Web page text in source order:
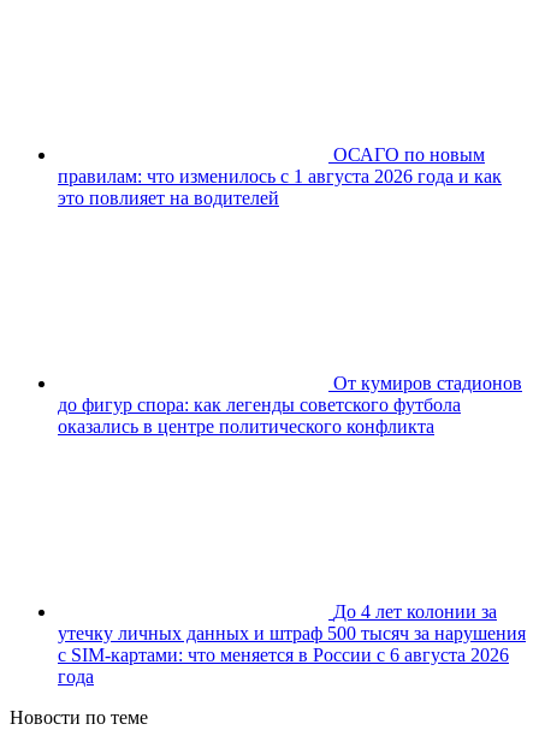
ОСАГО по новым
правилам: что изменилось с 1 августа 2026 года и как
это повлияет на водителей
От кумиров стадионов
до фигур спора: как легенды советского футбола
оказались в центре политического конфликта
До 4 лет колонии за
утечку личных данных и штраф 500 тысяч за нарушения
с SIM-картами: что меняется в России с 6 августа 2026
года
Новости по теме